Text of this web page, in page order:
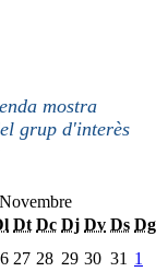
mostra
grup d'interès
Novembre
Dt Dc Dj Dv Ds Dg
27 28 29 30 31 1